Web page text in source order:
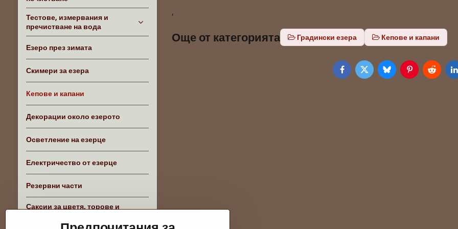
,
Още от категорията Градински езера Кепове и капани
FacebookTwitterBlueskyPinterestReddit
Тестове, измервания и
пречистване на вода
Езеро през зимата
Скимери за езера
Кепове и капани
Декорации около езерото
Осветление на езерце
Електричество от езерце
Резервни части
Саксии за цветя, торове и